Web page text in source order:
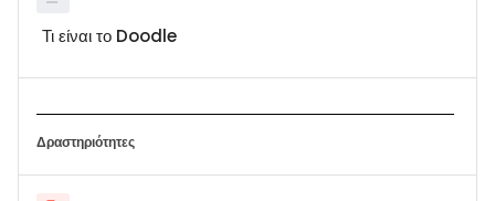
Τι είναι το Doodle
Δραστηριότητες